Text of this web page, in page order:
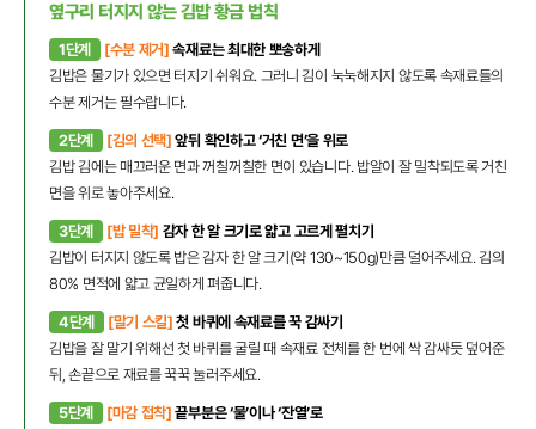
옆구리 터지지 않는 김밥 황금 법칙
1단계 [수분 제거] 속재료는 최대한 뽀송하게
김밥은 물기가 있으면 터지기 쉬워요. 그러니 김이 눅눅해지지 않도록 속재료들의
수분 제거는 필수랍니다.
2단계 [김의 선택]앞뒤 확인하고 ‘거친 면’을 위로
김밥 김에는 매끄러운 면과 꺼칠꺼칠한 면이 있습니다. 밥알이 잘 밀착되도록 거친
면을 위로 놓아주세요.
3단계 [밥 밀착] 감자 한 알 크기로 얇고 고르게 펼치기
김밥이 터지지 않도록 밥은 감자 한 알 크기(약 130~150g)만큼 덜어주세요. 김의
80% 면적에 얇고 균일하게 펴줍니다.
4단계 [말기 스킬]첫 바퀴에 속재료를 꾹 감싸기
김밥을 잘 말기 위해선 첫 바퀴를 굴릴 때 속재료 전체를 한 번에 싹 감싸듯 덮어준
뒤, 손끝으로 재료를 꾹꾹 눌러주세요.
5단계 [마감 접착] 끝부분은 ‘물’이나 ‘잔열’로